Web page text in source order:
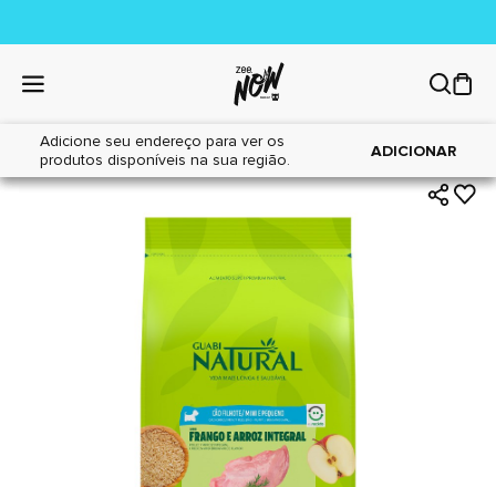
Adicione seu endereço para ver os
produtos disponíveis na sua região.
ADICIONAR
Home|Cães|Alimentos